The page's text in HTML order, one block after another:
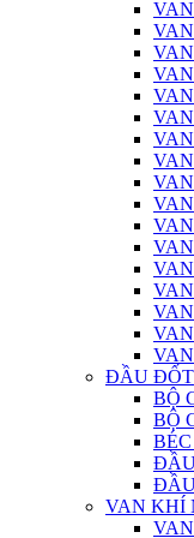
ĐẦU ĐỐT
BỘ
BỘ
VAN KHÍ